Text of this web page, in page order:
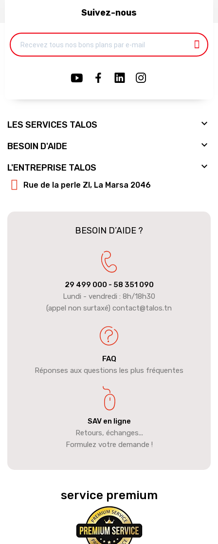
Suivez-nous
LES SERVICES TALOS 
BESOIN D'AIDE 
L'ENTREPRISE TALOS 
Rue de la perle ZI, La Marsa 2046
BESOIN D’AIDE ?
29 499 000 - 58 351 090
Lundi - vendredi : 8h/18h30
(appel non surtaxé) contact@talos.tn
FAQ
Réponses aux questions les plus fréquentes
SAV en ligne
Retours, échanges...
Formulez votre demande !
service premium